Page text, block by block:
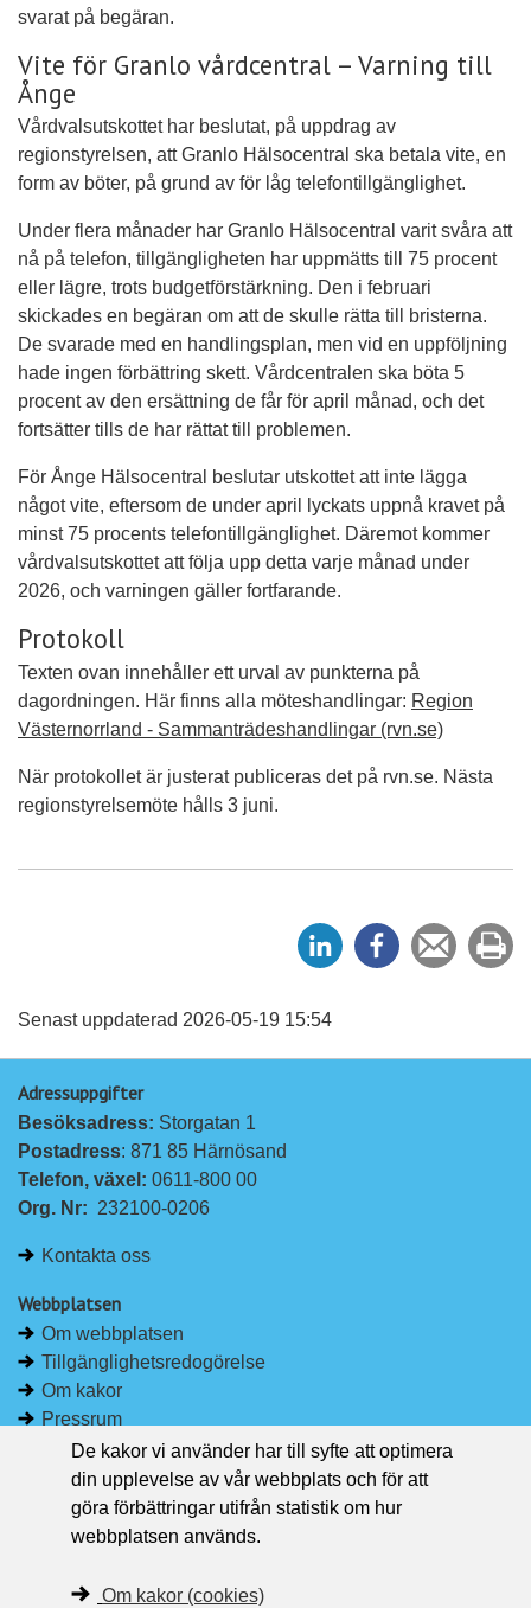
svarat på begäran.
Vite för Granlo vårdcentral – Varning till
Ånge
Vårdvalsutskottet har beslutat, på uppdrag av
regionstyrelsen, att Granlo Hälsocentral ska betala vite, en
form av böter, på grund av för låg telefontillgänglighet.
Under flera månader har Granlo Hälsocentral varit svåra att
nå på telefon, tillgängligheten har uppmätts till 75 procent
eller lägre, trots budgetförstärkning. Den i februari
skickades en begäran om att de skulle rätta till bristerna.
De svarade med en handlingsplan, men vid en uppföljning
hade ingen förbättring skett. Vårdcentralen ska böta 5
procent av den ersättning de får för april månad, och det
fortsätter tills de har rättat till problemen.
För Ånge Hälsocentral beslutar utskottet att inte lägga
något vite, eftersom de under april lyckats uppnå kravet på
minst 75 procents telefontillgänglighet. Däremot kommer
vårdvalsutskottet att följa upp detta varje månad under
2026, och varningen gäller fortfarande.
Protokoll
Texten ovan innehåller ett urval av punkterna på
dagordningen. Här finns alla möteshandlingar: Region
Västernorrland - Sammanträdeshandlingar (rvn.se)
När protokollet är justerat publiceras det på rvn.se. Nästa
regionstyrelsemöte hålls 3 juni.
e
e
Tipsa
en
ut
Senast uppdaterad 2026-05-19 15:54
Adressuppgifter
Besöksadress: Storgatan 1
Postadress: 871 85 Härnösand
Telefon, växel: 0611-800 00
Org. Nr: 232100-0206
Kontakta oss
Webbplatsen
Om webbplatsen
Tillgänglighetsredogörelse
Om kakor
Pressrum
Håll dig uppdaterad
Följ Region Västernorrland på Facebook
Region Västernorrland i sociala medier
De kakor vi använder har till syfte att optimera
din upplevelse av vår webbplats och för att
göra förbättringar utifrån statistik om hur
webbplatsen används.
Om kakor (cookies)